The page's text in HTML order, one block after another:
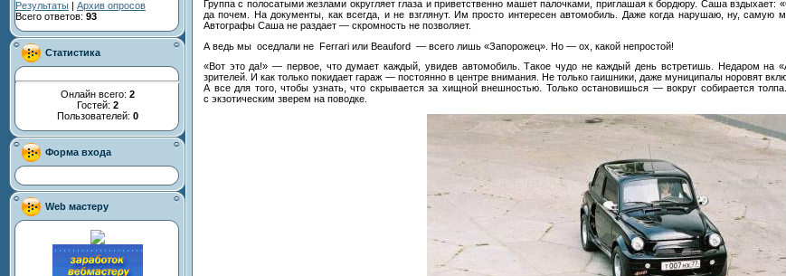
Результаты | Архив опросов
Всего ответов: 93
Статистика
Онлайн всего: 2
Гостей: 2
Пользователей: 0
Форма входа
Web мастеру
Группа с полосатыми жезлами округляет глаза и приветственно машет палочками, приглашая к бордюру. Саша вздыхает: «
да почем. На документы, как всегда, и не взглянут. Им просто интересен автомобиль. Даже когда нарушаю, ну, самую
Автографы Саша не раздает — скромность не позволяет.
А ведь мы оседлали не Ferrari или Beauford — всего лишь «Запорожец» . Но — ох, какой непростой!
«Вот это да!» — первое, что думает каждый, увидев автомобиль. Такое чудо не каждый день встретишь. Недаром на «
зрителей. И как только покидает гараж —постоянно в центре внимания. Не только гаишники, даже муниципалы норовят
А все для того, чтобы узнать, что скрывается за хищной внешностью. Только остановишься —вокруг собирается
с экзотическим зверем на поводке.